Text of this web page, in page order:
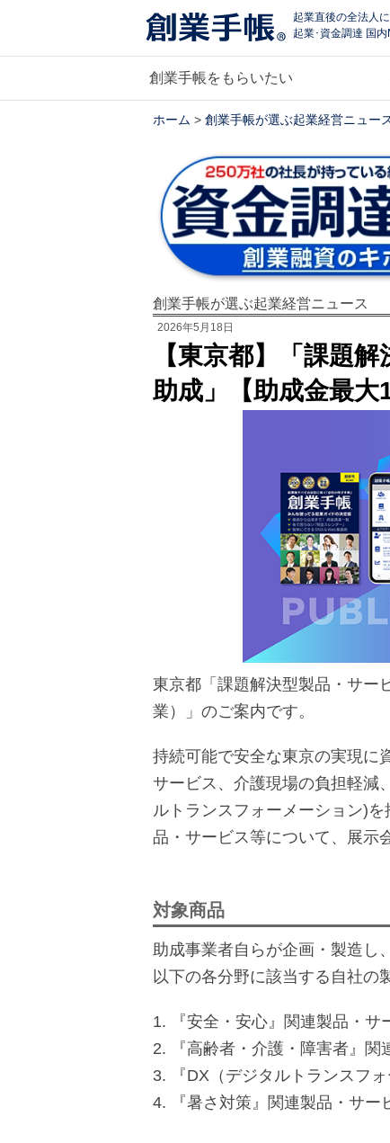
起業直後の全法人に
起業･資金調達 国
創業手帳をもらいたい
ホーム > 創業手帳が選ぶ起業経営ニュー
創業手帳が選ぶ起業経営ニュース
2026年5月18日
【東京都】「課題
助成」【助成金最大
東京都「課題解決型製品・サー
業）」のご案内です。
持続可能で安全な東京の実現に
サービス、介護現場の負担軽減
ルトランスフォーメーション)
品・サービス等について、展示
対象商品
助成事業者自らが企画・製造し
以下の各分野に該当する自社の
1. 『安全・安心』関連製品・サ
2. 『高齢者・介護・障害者』関
3. 『DX（デジタルトランスフ
4. 『暑さ対策』関連製品・サー